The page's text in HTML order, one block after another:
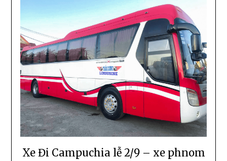
Xe Đi Campuchia lễ 2/9 – xe phnom